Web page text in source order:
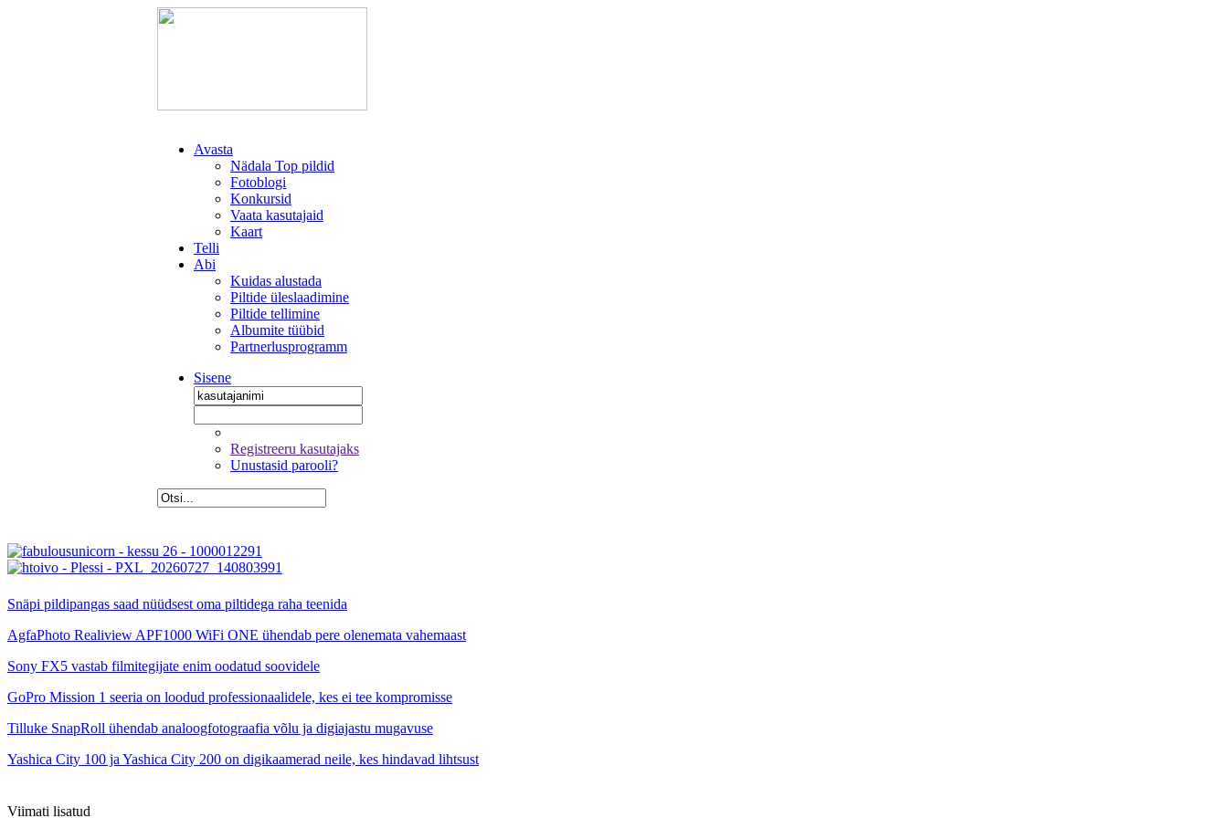
Avasta
Nädala Top pildid
Fotoblogi
Konkursid
Vaata kasutajaid
Kaart
Telli
Abi
Kuidas alustada
Piltide üleslaadimine
Piltide tellimine
Albumite tüübid
Partnerlusprogramm
Sisene
Registreeru kasutajaks
Unustasid parooli?
Snäpi pildipangas saad nüüdsest oma piltidega raha teenida
AgfaPhoto Realiview APF1000 WiFi ONE ühendab pere olenemata vahemaast
Sony FX5 vastab filmitegijate enim oodatud soovidele
GoPro Mission 1 seeria on loodud professionaalidele, kes ei tee kompromisse
Tilluke SnapRoll ühendab analoogfotograafia võlu ja digiajastu mugavuse
Yashica City 100 ja Yashica City 200 on digikaamerad neile, kes hindavad lihtsust
Viimati lisatud